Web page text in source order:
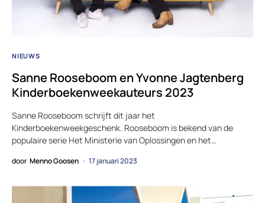
NIEUWS
Sanne Rooseboom en Yvonne Jagtenberg
Kinderboekenweekauteurs 2023
Sanne Rooseboom schrijft dit jaar het
Kinderboekenweekgeschenk. Rooseboom is bekend van de
populaire serie Het Ministerie van Oplossingen en het…
door Menno Goosen 17 januari 2023